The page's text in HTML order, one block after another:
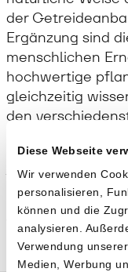
Diese Webseite
Wir verwenden
personalisieren,
können und die
analysieren.
Verwendung
Medien, Werbung
der
Ergänzung sind
menschlichen
hochwertige
gleichzeitig
den
Kochzeit 30
vorab